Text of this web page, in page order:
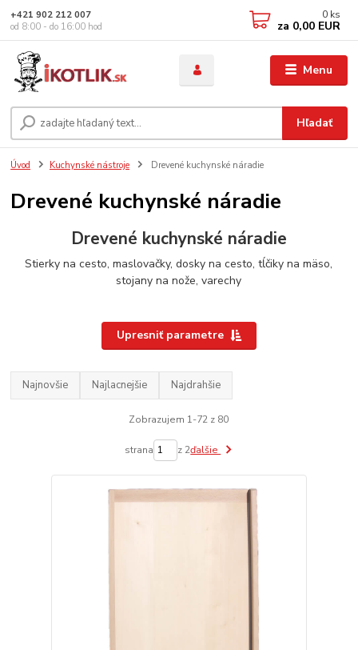
Menu
Hľadať
+421 902 212 007
od 8:00 - do 16:00 hod
0 ks
za 0,00 EUR
Úvod Kuchynské nástroje Drevené kuchynské náradie
Drevené kuchynské náradie
Drevené kuchynské náradie
Stierky na cesto, maslovačky, dosky na cesto, tĺčiky na mäso,
stojany na nože, varechy
Upresniť parametre
Najnovšie Najlacnejšie Najdrahšie
Zobrazujem 1-72 z 80
strana z 2ďalšie